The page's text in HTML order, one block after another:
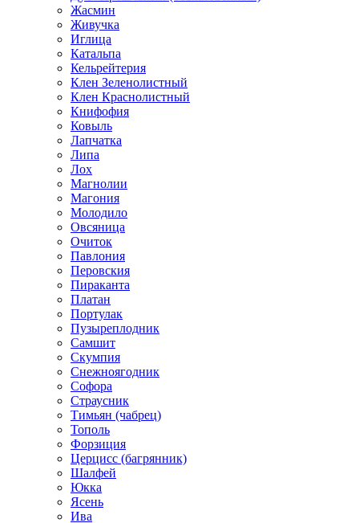
Жасмин
Живучка
Иглица
Катальпа
Кельрейтерия
Клен Зеленолистный
Клен Краснолистный
Книфофия
Ковыль
Лапчатка
Липа
Лох
Магнолии
Магония
Молодило
Овсяница
Очиток
Павлония
Перовския
Пираканта
Платан
Портулак
Пузыреплодник
Самшит
Скумпия
Снежноягодник
Софора
Страусник
Тимьян (чабрец)
Тополь
Форзиция
Церцисс (багрянник)
Шалфей
Юкка
Ясень
Ива